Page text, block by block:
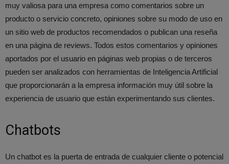
muy valiosa para una empresa como comentarios sobre un
producto o servicio concreto, opiniones sobre su modo de uso en
un sitio web de productos recomendados o publican una reseña
en una página de reviews. Todos estos comentarios y opiniones
aportados por el usuario en páginas web propias o de terceros
pueden ser analizados con herramientas de Inteligencia Artificial
que proporcionarán a la empresa información muy útil sobre la
experiencia de usuario que están experimentando sus clientes.
Chatbots
Un chatbot es la puerta de entrada de cualquier cliente o potencial